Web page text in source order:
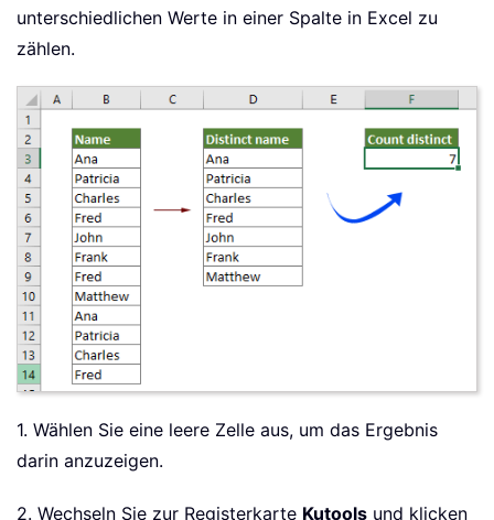
unterschiedlichen Werte in einer Spalte in Excel zu
zählen.
1. Wählen Sie eine leere Zelle aus, um das Ergebnis
darin anzuzeigen.
2. Wechseln Sie zur Registerkarte Kutools und klicken